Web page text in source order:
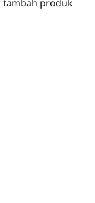
tambah produk